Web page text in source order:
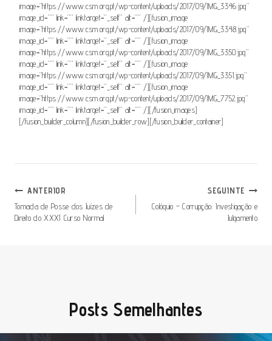
image=”https://www.csm.org.pt/wp-content/uploads/2017/09/IMG_3346.jpg”
image_id=”” link=”” linktarget=”_self” alt=”” /][fusion_image
image=”https://www.csm.org.pt/wp-content/uploads/2017/09/IMG_3348.jpg”
image_id=”” link=”” linktarget=”_self” alt=”” /][fusion_image
image=”https://www.csm.org.pt/wp-content/uploads/2017/09/IMG_3350.jpg”
image_id=”” link=”” linktarget=”_self” alt=”” /][fusion_image
image=”https://www.csm.org.pt/wp-content/uploads/2017/09/IMG_3351.jpg”
image_id=”” link=”” linktarget=”_self” alt=”” /][fusion_image
image=”https://www.csm.org.pt/wp-content/uploads/2017/09/IMG_7752.jpg”
image_id=”” link=”” linktarget=”_self” alt=”” /][/fusion_images]
[/fusion_builder_column][/fusion_builder_row][/fusion_builder_container]
Navegação
De
Artigos
ANTERIOR
Tomada de Posse dos Juízes de
Direito do XXXI Curso Normal
SEGUINTE
Colóquio – Corrupção: Investigação e
Julgamento
Posts Semelhantes